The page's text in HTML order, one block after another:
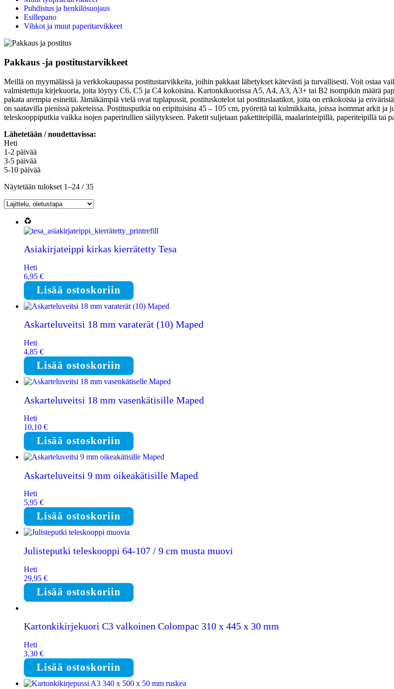
Esillepano
Puhdistus ja henkilösuojaus
Vihkot ja muut paperitarvikkeet
Pakkaus -ja postitustarvikkeet
Meillä on myymälässä ja verkkokaupassa postitustarvikkeita, joihin pakkaat lähetykset kätevästi ja turvallisesti. Voit ostaa
valmistettuja kirjekuoria, joita löytyy C6, C5 ja C4 kokoisina. Kartonkikuorissa A5, A4, A3, A3+ tai B2 isompikin määrä
pakata arempia esineitä. Jämäkämpiä vielä ovat tuplapussit, postituskotelot tai postituslaatikot, joita on erikokoisia ja
on saatavilla pienissä paketeissa. Postitusputkia on eripituisina 45 – 105 cm, pyöreitä tai kulmikkaita, joissa isommat arkit
teleskooppiputkia vaikka isojen paperirullien säilytykseen. Paketit suljetaan pakettiteipillä, maalarinteipillä, paperiteipillä tai
Lähetetään / noudettavissa:
Heti
1-2 päivää
3-5 päivää
5-10 päivää
Näytetään tulokset 1–24 / 35
Asiakirjateippi kirkas kierrätetty Tesa
Heti
6,95 €
Lisää ostoskoriin
Askarteluveitsi 18 mm varaterät (10) Maped
Heti
4,85 €
Lisää ostoskoriin
Askarteluveitsi 18 mm vasenkätisille Maped
Heti
10,10 €
Lisää ostoskoriin
Askarteluveitsi 9 mm oikeakätisille Maped
Heti
5,95 €
Lisää ostoskoriin
Julisteputki teleskooppi 64-107 / 9 cm musta muovi
Heti
29,95 €
Lisää ostoskoriin
Kartonkikirjekuori C3 valkoinen Colompac 310 x 445 x 30 mm
Heti
3,30 €
Lisää ostoskoriin